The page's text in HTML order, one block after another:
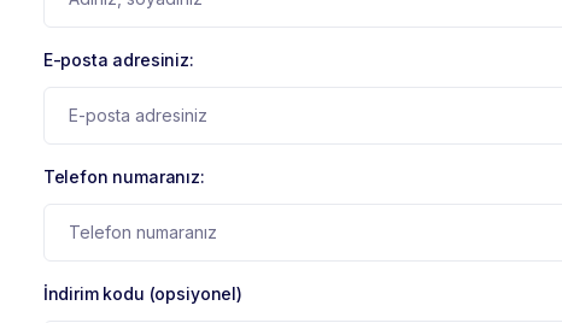
E-posta adresiniz:
Telefon numaranız:
İndirim kodu (opsiyonel)